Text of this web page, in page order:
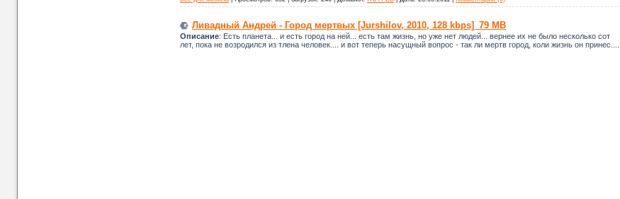
Ливадный Андрей - Город мертвых [Jurshilov, 2010, 128 kbps]_79 MB
Описание: Есть планета... и есть город на ней... есть там жизнь, но уже нет людей... вернее их не было несколько сот
лет, пока не возродился из тлена человек.... и вот теперь насущный вопрос - так ли мертв город, коли жизнь он принес......